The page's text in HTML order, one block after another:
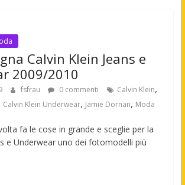
Calvin Klein Jeans e
2009/2010
fsfrau 0 commenti Calvin Klein,
Calvin Klein Underwear, Jamie Dornan, Moda
fa le cose in grande e sceglie per la
e Underwear uno dei fotomodelli più